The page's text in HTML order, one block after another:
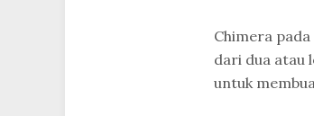
Chimera
dari dua atau
untuk